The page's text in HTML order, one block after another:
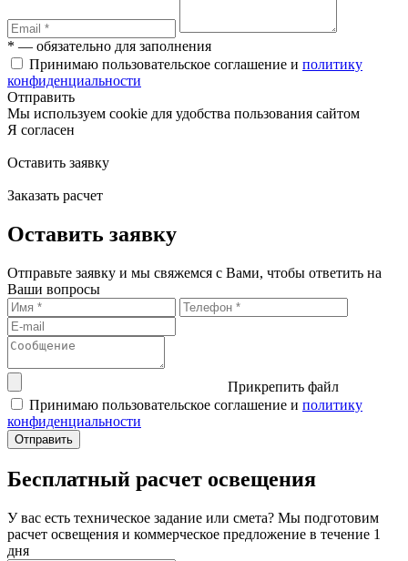
* — обязательно для заполнения
Принимаю пользовательское соглашение и политику
конфиденциальности
Отправить
Мы используем cookie для удобства пользования сайтом
Я согласен
Оставить заявку
Заказать расчет
Оставить заявку
Отправьте заявку и мы свяжемся с Вами, чтобы ответить на
Ваши вопросы
Прикрепить файл
Принимаю пользовательское соглашение и политику
конфиденциальности
Бесплатный расчет освещения
У вас есть техническое задание или смета? Мы подготовим
расчет освещения и коммерческое предложение в течение 1
дня